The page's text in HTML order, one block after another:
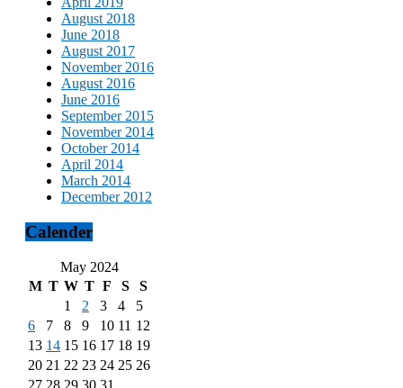
August 2018
June 2018
August 2017
November 2016
August 2016
June 2016
September 2015
November 2014
October 2014
April 2014
March 2014
December 2012
Calender
May 2024
M T W T F S
S
1
2 3 4
5
6
7 8 9 10 11 12
13 14 15 16 17 18 19
20 21 22 23 24 25 26
27 28 29 30 31